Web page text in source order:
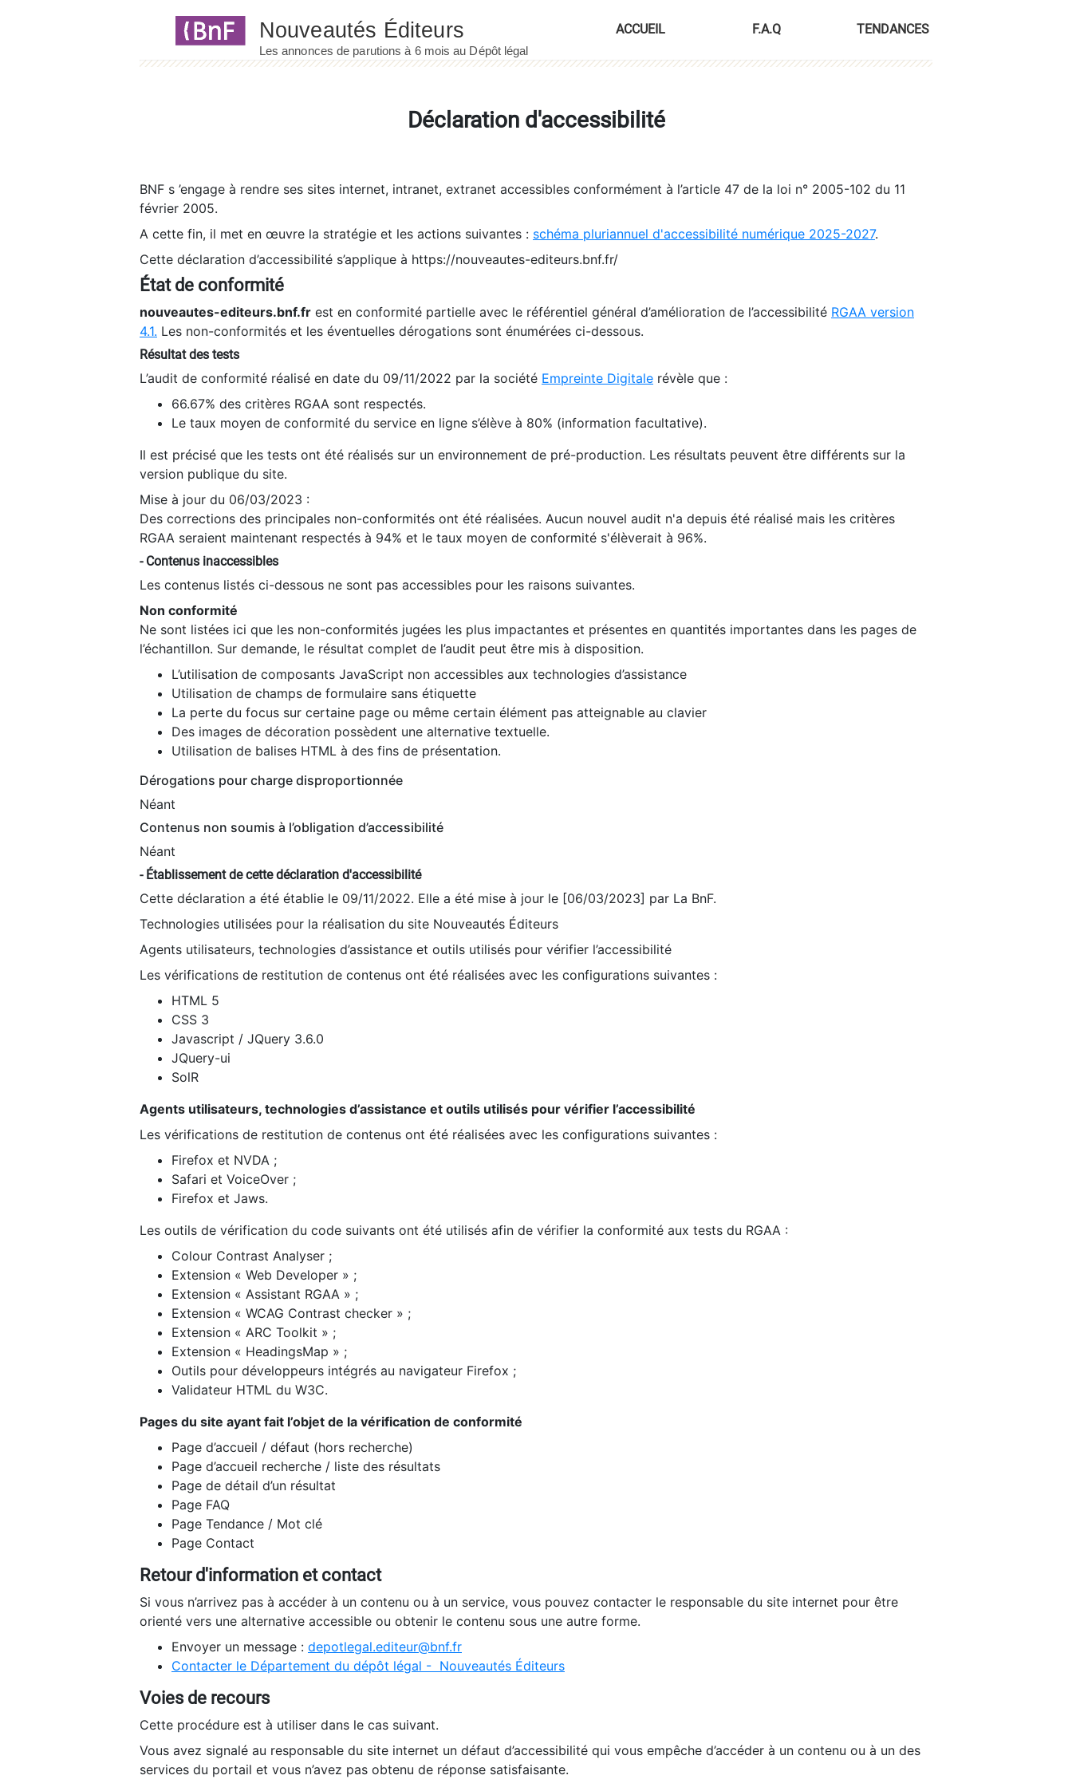
ACCUEIL F.A.Q TENDANCES
Déclaration d'accessibilité
BNF s ’engage à rendre ses sites internet, intranet, extranet accessibles conformément à l’article 47 de la loi n° 2005-102 du 11
février 2005.
A cette fin, il met en œuvre la stratégie et les actions suivantes : schéma pluriannuel d'accessibilité numérique 2025-2027.
Cette déclaration d’accessibilité s’applique à https://nouveautes-editeurs.bnf.fr/
État de conformité
nouveautes-editeurs.bnf.fr est en conformité partielle avec le référentiel général d’amélioration de l’accessibilité RGAA version
4.1. Les non-conformités et les éventuelles dérogations sont énumérées ci-dessous.
Résultat des tests
L’audit de conformité réalisé en date du 09/11/2022 par la société Empreinte Digitale révèle que :
66.67% des critères RGAA sont respectés.
Le taux moyen de conformité du service en ligne s’élève à 80% (information facultative).
Il est précisé que les tests ont été réalisés sur un environnement de pré-production. Les résultats peuvent être différents sur la
version publique du site.
Mise à jour du 06/03/2023 :
Des corrections des principales non-conformités ont été réalisées. Aucun nouvel audit n'a depuis été réalisé mais les critères
RGAA seraient maintenant respectés à 94% et le taux moyen de conformité s'élèverait à 96%.
- Contenus inaccessibles
Les contenus listés ci-dessous ne sont pas accessibles pour les raisons suivantes.
Non conformité
Ne sont listées ici que les non-conformités jugées les plus impactantes et présentes en quantités importantes dans les pages de
l’échantillon. Sur demande, le résultat complet de l’audit peut être mis à disposition.
L’utilisation de composants JavaScript non accessibles aux technologies d’assistance
Utilisation de champs de formulaire sans étiquette
La perte du focus sur certaine page ou même certain élément pas atteignable au clavier
Des images de décoration possèdent une alternative textuelle.
Utilisation de balises HTML à des fins de présentation.
Dérogations pour charge disproportionnée
Néant
Contenus non soumis à l’obligation d’accessibilité
Néant
- Établissement de cette déclaration d'accessibilité
Cette déclaration a été établie le 09/11/2022. Elle a été mise à jour le [06/03/2023] par La BnF.
Technologies utilisées pour la réalisation du site Nouveautés Éditeurs
Agents utilisateurs, technologies d’assistance et outils utilisés pour vérifier l’accessibilité
Les vérifications de restitution de contenus ont été réalisées avec les configurations suivantes :
HTML 5
CSS 3
Javascript / JQuery 3.6.0
JQuery-ui
SolR
Agents utilisateurs, technologies d’assistance et outils utilisés pour vérifier l’accessibilité
Les vérifications de restitution de contenus ont été réalisées avec les configurations suivantes :
Firefox et NVDA ;
Safari et VoiceOver ;
Firefox et Jaws.
Les outils de vérification du code suivants ont été utilisés afin de vérifier la conformité aux tests du RGAA :
Colour Contrast Analyser ;
Extension « Web Developer » ;
Extension « Assistant RGAA » ;
Extension « WCAG Contrast checker » ;
Extension « ARC Toolkit » ;
Extension « HeadingsMap » ;
Outils pour développeurs intégrés au navigateur Firefox ;
Validateur HTML du W3C.
Pages du site ayant fait l’objet de la vérification de conformité
Page d’accueil / défaut (hors recherche)
Page d’accueil recherche / liste des résultats
Page de détail d’un résultat
Page FAQ
Page Tendance / Mot clé
Page Contact
Retour d'information et contact
Si vous n’arrivez pas à accéder à un contenu ou à un service, vous pouvez contacter le responsable du site internet pour être
orienté vers une alternative accessible ou obtenir le contenu sous une autre forme.
Envoyer un message : depotlegal.editeur@bnf.fr
Contacter le Département du dépôt légal - Nouveautés Éditeurs
Voies de recours
Cette procédure est à utiliser dans le cas suivant.
Vous avez signalé au responsable du site internet un défaut d’accessibilité qui vous empêche d’accéder à un contenu ou à un des
services du portail et vous n’avez pas obtenu de réponse satisfaisante.